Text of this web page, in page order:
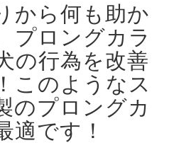
から何も助か
プロングカラ
の行為を改善
このようなス
のプロングカ
適です！